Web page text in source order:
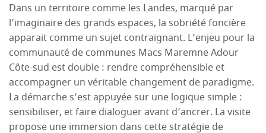
Dans un territoire comme les Landes, marqué par
l’imaginaire des grands espaces, la sobriété foncière
apparait comme un sujet contraignant. L’enjeu pour la
communauté de communes Macs Maremne Adour
Côte-sud est double : rendre compréhensible et
accompagner un véritable changement de paradigme.
La démarche s’est appuyée sur une logique simple :
sensibiliser, et faire dialoguer avant d’ancrer. La visite
propose une immersion dans cette stratégie de